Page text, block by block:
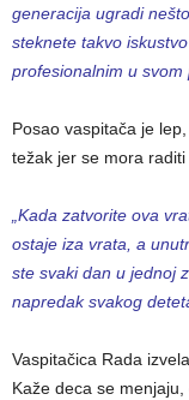
generacija ugradi
steknete takvo
profesionalnim u svom
Posao vaspitača je
težak jer se mora
„Kada zatvorite ova
ostaje iza vrata, a
ste svaki dan u jednoj
napredak svakog
Vaspitačica Rada
Kaže deca se